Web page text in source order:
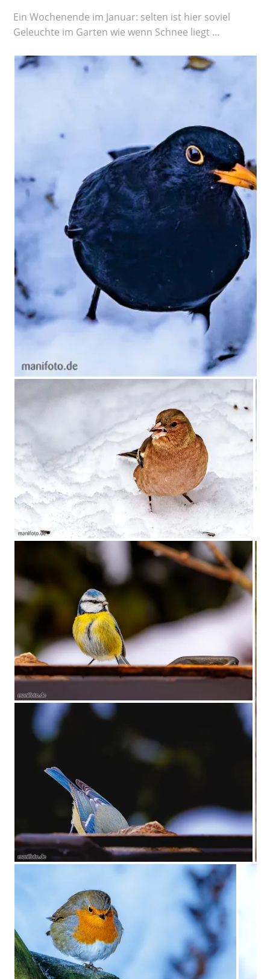
Ein Wochenende im Januar: selten ist hier soviel
Geleuchte im Garten wie wenn Schnee liegt …